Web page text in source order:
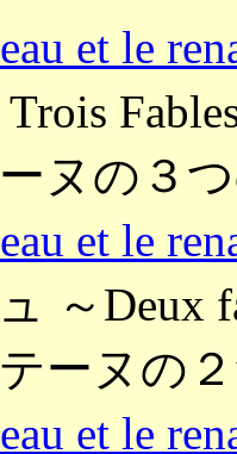
et le
ヌの３
et le
～Deux
ーヌの
et le